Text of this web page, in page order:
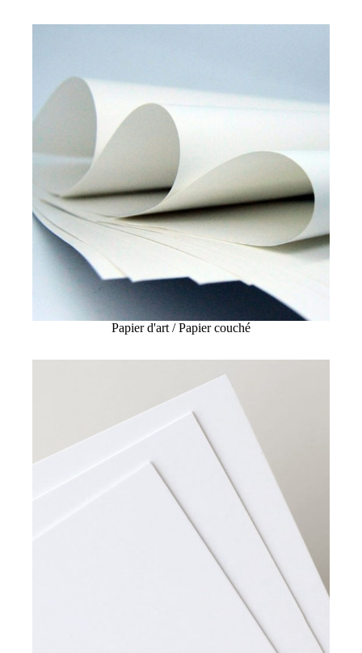
Papier d'art / Papier couché